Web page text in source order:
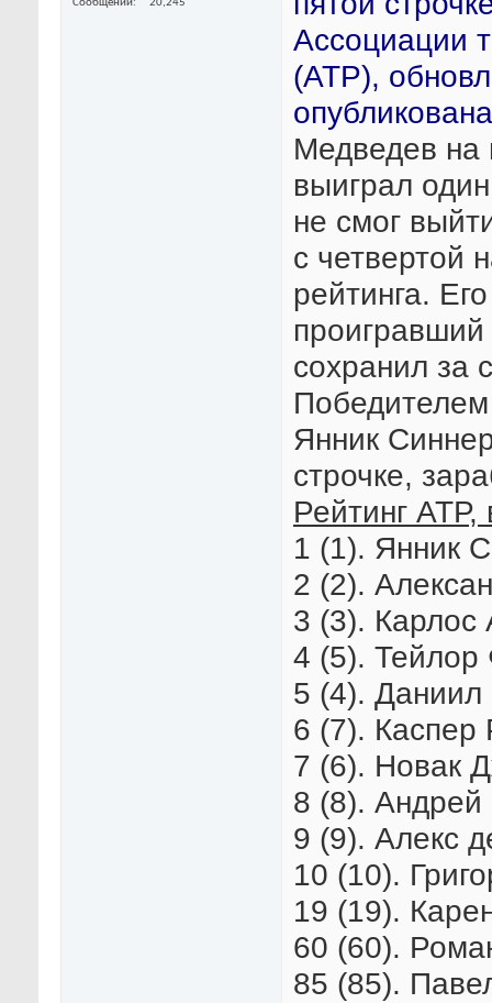
Сообщений 20,245
Ассоциации
(АТР),
Медведев на
выиграл
не смог
с четвертой
рейтинга.
сохранил за
Победителем
Янник
строчке,
Рейтинг АТР,
1 (1). Янник
2 (2).
3 (3). Карлос
4 (5).
5 (4).
6 (7). Каспер
7 (6). Новак
8 (8). Андрей
9 (9). Алекс
10 (10).
19 (19).
60 (60).
85 (85).